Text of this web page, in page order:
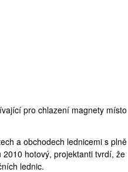
pro chlazení magnety místo
a obchodech lednicemi s plně
hotový, projektanti tvrdí, že
lednic.